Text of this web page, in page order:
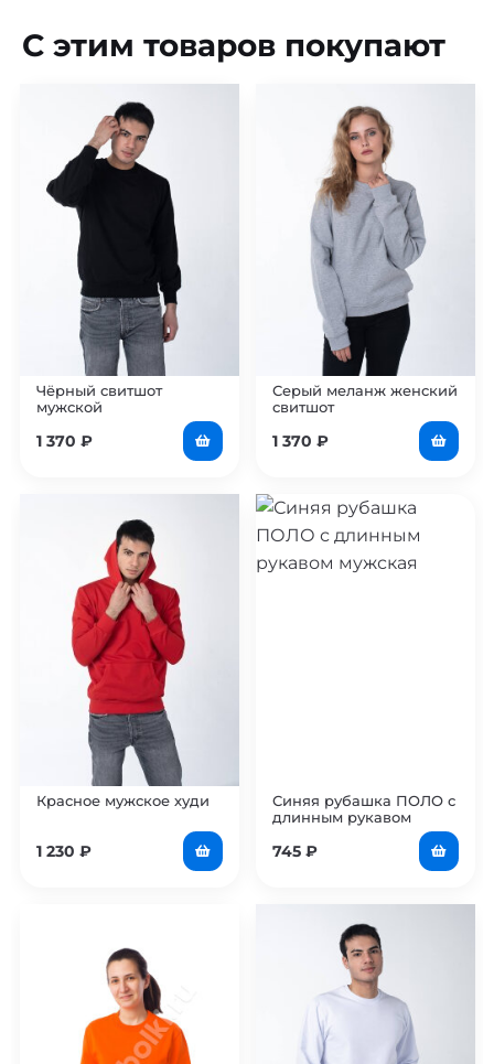
С этим товаров покупают
Чёрный свитшот
мужской
1 370 ₽
Серый меланж женский
свитшот
1 370 ₽
Красное мужское худи
1 230 ₽
Синяя рубашка ПОЛО с
длинным рукавом
745 ₽